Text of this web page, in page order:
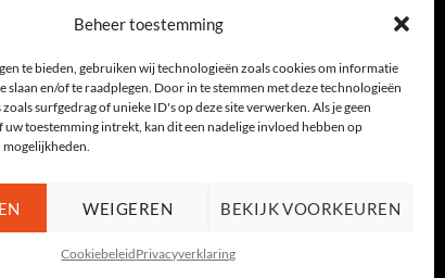
Beheer toestemming
te bieden, gebruiken wij technologieën zoals cookies om informatie
slaan en/of te raadplegen. Door in te stemmen met deze technologieën
surfgedrag of unieke ID's op deze site verwerken. Als je geen
uw toestemming intrekt, kan dit een nadelige invloed hebben op
mogelijkheden.
WEIGEREN BEKIJK VOORKEUREN
CookiebeleidPrivacyverklaring
Studio Nieuwe Weide